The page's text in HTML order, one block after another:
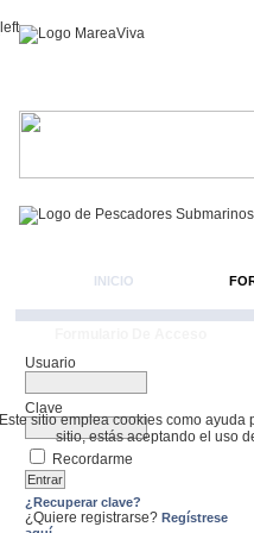
Este sitio emplea cookies como ayuda
sitio, estás aceptando el uso
INICIO
Usuario
Clave
Recordarme
¿Recuperar clave?
¿Quiere registrarse? Regístrese